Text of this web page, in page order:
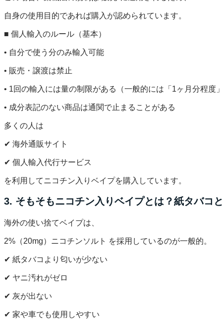
自身の使用目的であれば購入が認められています。
■ 個人輸入のルール（基本）
• 自分で使う分のみ輸入可能
• 販売・譲渡は禁止
• 1回の輸入には量の制限がある（一般的には「1ヶ月分程度」
• 成分表記のない商品は通関で止まることがある
多くの人は
✔ 海外通販サイト
✔ 個人輸入代行サービス
を利用してニコチン入りベイプを購入しています。
3. そもそもニコチン入りベイプとは？紙タバコ
海外の使い捨てベイプは、
2%（20mg）ニコチンソルト を採用しているのが一般的。
✔ 紙タバコより匂いが少ない
✔ ヤニ汚れがゼロ
✔ 灰が出ない
✔ 家や車でも使用しやすい